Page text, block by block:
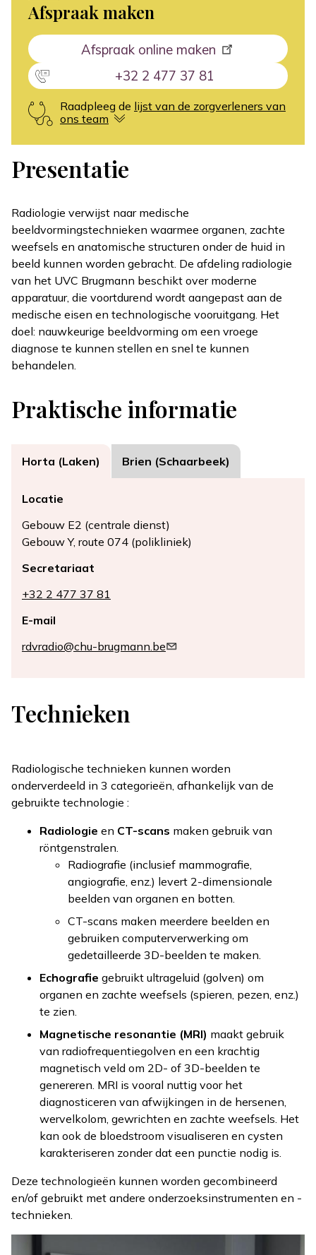
Afspraak maken
Afspraak online maken
+32 2 477 37 81
Raadpleeg de lijst van de zorgverleners van
ons team
Presentatie
Radiologie verwijst naar medische
beeldvormingstechnieken waarmee organen, zachte
weefsels en anatomische structuren onder de huid in
beeld kunnen worden gebracht. De afdeling radiologie
van het UVC Brugmann beschikt over moderne
apparatuur, die voortdurend wordt aangepast aan de
medische eisen en technologische vooruitgang. Het
doel: nauwkeurige beeldvorming om een vroege
diagnose te kunnen stellen en snel te kunnen
behandelen.
Praktische informatie
Horta (Laken) Brien (Schaarbeek)
Locatie
Gebouw E2 (centrale dienst)
Gebouw Y, route 074 (polikliniek)
Secretariaat
+32 2 477 37 81
E-mail
rdvradio@chu-brugmann.be
Technieken
Radiologische technieken kunnen worden
onderverdeeld in 3 categorieën, afhankelijk van de
gebruikte technologie :
Radiologie en CT-scans maken gebruik van
röntgenstralen.
Radiografie (inclusief mammografie,
angiografie, enz.) levert 2-dimensionale
beelden van organen en botten.
CT-scans maken meerdere beelden en
gebruiken computerverwerking om
gedetailleerde 3D-beelden te maken.
Echografie gebruikt ultrageluid (golven) om
organen en zachte weefsels (spieren, pezen, enz.)
te zien.
Magnetische resonantie (MRI) maakt gebruik
van radiofrequentiegolven en een krachtig
magnetisch veld om 2D- of 3D-beelden te
genereren. MRI is vooral nuttig voor het
diagnosticeren van afwijkingen in de hersenen,
wervelkolom, gewrichten en zachte weefsels. Het
kan ook de bloedstroom visualiseren en cysten
karakteriseren zonder dat een punctie nodig is.
Deze technologieën kunnen worden gecombineerd
en/of gebruikt met andere onderzoeksinstrumenten en -
technieken.